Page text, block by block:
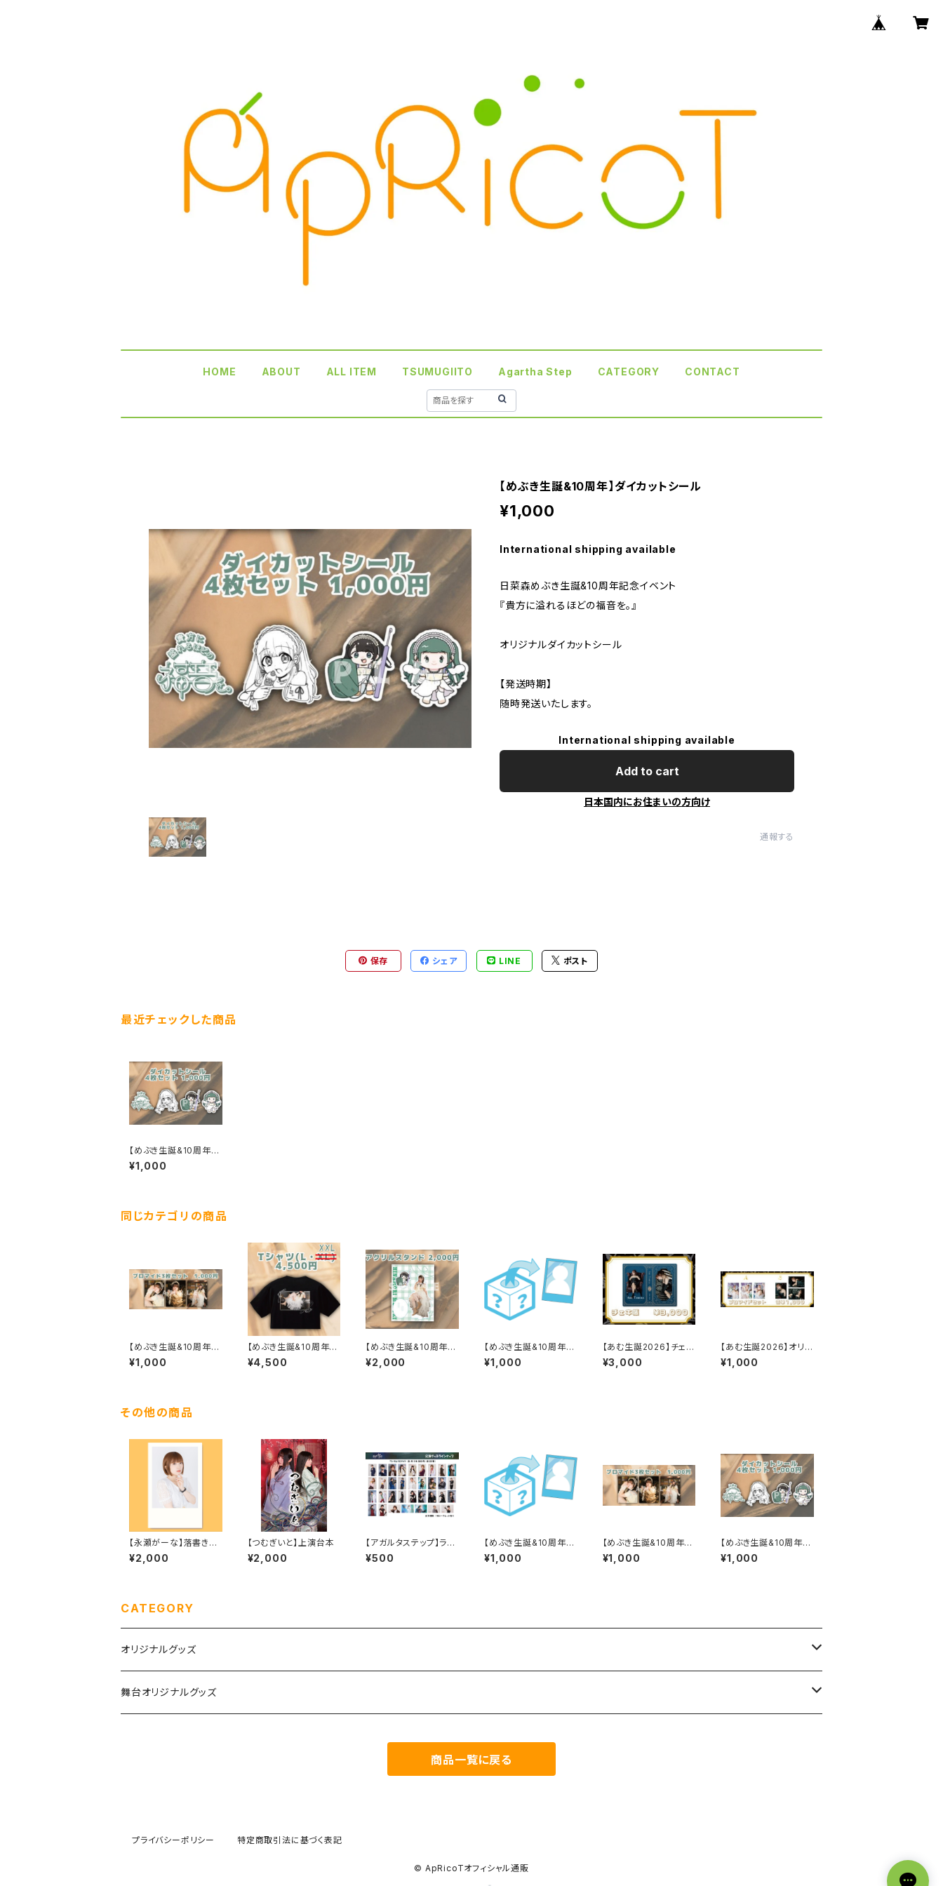
HOME ABOUT ALL ITEM TSUMUGIITO Agartha Step CATEGORY CONTACT
【めぶき生誕&10周年】ダイカットシール
¥1,000
International shipping available
日菜森めぶき生誕&10周年記念イベント
『貴方に溢れるほどの福音を。』
オリジナルダイカットシール
【発送時期】
随時発送いたします。
International shipping available
Add to cart
日本国内にお住まいの方向け
通報する
保存 シェア LINE ポスト
最近チェックした商品
【めぶき生誕&10周年】
ダイカットシール
¥1,000
同じカテゴリの商品
【めぶき生誕&10周年】
ブロマイドセット
¥1,000
【めぶき生誕&10周年】
オリジナルTシャツ
¥4,500
【めぶき生誕&10周年】
アクリルスタンド
¥2,000
【めぶき生誕&10周年】
チェキくじ
¥1,000
【あむ生誕2026】チェキ
帳
¥3,000
【あむ生誕2026】オリジ
ナルブロマイドセット
¥1,000
その他の商品
【永瀬がーな】落書きチ
ェキ
¥2,000
【つむぎいと】上演台本
¥2,000
【アガルタステップ】ラン
ダムブロマイド
¥500
【めぶき生誕&10周年】
チェキくじ
¥1,000
【めぶき生誕&10周年】
ブロマイドセット
¥1,000
【めぶき生誕&10周年】
ダイカットシール
¥1,000
CATEGORY
オリジナルグッズ
チェキ
舞台オリジナルグッズ
商品一覧に戻る
プライバシーポリシー 特定商取引法に基づく表記
© ApRicoTオフィシャル通販